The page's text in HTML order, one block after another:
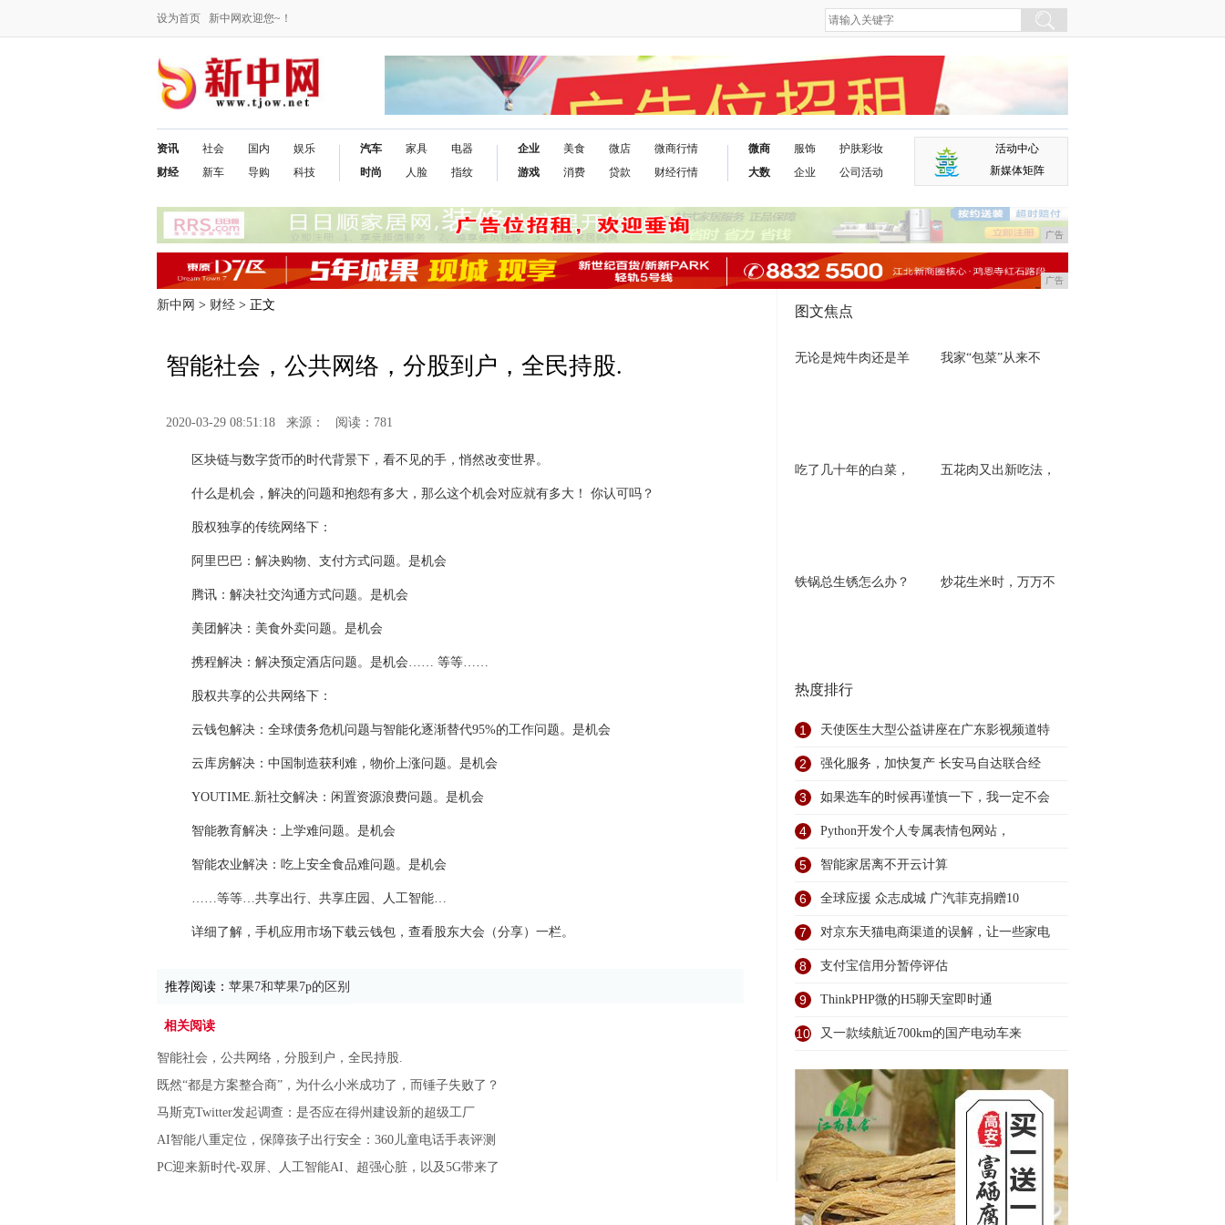
设为首页 新中网欢迎您~！
资讯
财经
社会
新车
国内
导购
娱乐
科技
汽车
时尚
家具
人脸
电器
指纹
企业
游戏
美食
消费
微店
贷款
微商行情
财经行情
微商
大数
服饰
企业
护肤彩妆
公司活动
活动中心
新媒体矩阵
广告
广告
新中网 > 财经 > 正文
智能社会，公共网络，分股到户，全民持股.
2020-03-29 08:51:18 来源： 阅读：781
区块链与数字货币的时代背景下，看不见的手，悄然改变世界。
什么是机会，解决的问题和抱怨有多大，那么这个机会对应就有多大！ 你认可吗？
股权独享的传统网络下：
阿里巴巴：解决购物、支付方式问题。是机会
腾讯：解决社交沟通方式问题。是机会
美团解决：美食外卖问题。是机会
携程解决：解决预定酒店问题。是机会…… 等等……
股权共享的公共网络下：
云钱包解决：全球债务危机问题与智能化逐渐替代95%的工作问题。是机会
云库房解决：中国制造获利难，物价上涨问题。是机会
YOUTIME.新社交解决：闲置资源浪费问题。是机会
智能教育解决：上学难问题。是机会
智能农业解决：吃上安全食品难问题。是机会
……等等…共享出行、共享庄园、人工智能…
详细了解，手机应用市场下载云钱包，查看股东大会（分享）一栏。
推荐阅读： 苹果7和苹果7p的区别
相关阅读
智能社会，公共网络，分股到户，全民持股.
既然“都是方案整合商”，为什么小米成功了，而锤子失败了？
马斯克Twitter发起调查：是否应在得州建设新的超级工厂
AI智能八重定位，保障孩子出行安全：360儿童电话手表评测
PC迎来新时代-双屏、人工智能AI、超强心脏，以及5G带来了
图文焦点
无论是炖牛肉还是羊 我家“包菜”从来不
吃了几十年的白菜， 五花肉又出新吃法，
铁锅总生锈怎么办？ 炒花生米时，万万不
热度排行
1 天使医生大型公益讲座在广东影视频道特
2 强化服务，加快复产 长安马自达联合经
3 如果选车的时候再谨慎一下，我一定不会
4 Python开发个人专属表情包网站，
5 智能家居离不开云计算
6 全球应援 众志成城 广汽菲克捐赠10
7 对京东天猫电商渠道的误解，让一些家电
8 支付宝信用分暂停评估
9 ThinkPHP微的H5聊天室即时通
10 又一款续航近700km的国产电动车来